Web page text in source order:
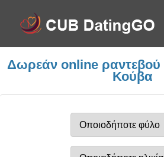
Δωρεάν online ραντεβού
Κούβα